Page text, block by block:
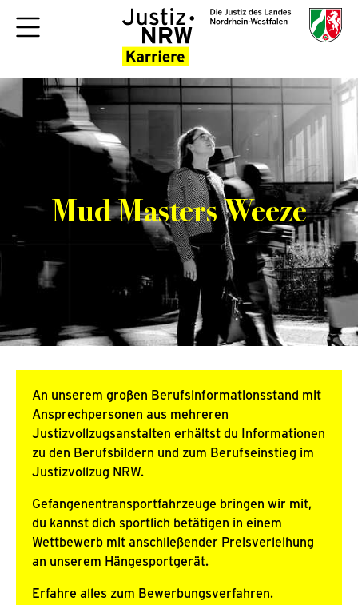
Mud Masters Weeze
An unserem großen Berufsinformationsstand mit
Ansprechpersonen aus mehreren
Justizvollzugsanstalten erhältst du Informationen
zu den Berufsbildern und zum Berufseinstieg im
Justizvollzug NRW.
Gefangenentransportfahrzeuge bringen wir mit,
du kannst dich sportlich betätigen in einem
Wettbewerb mit anschließender Preisverleihung
an unserem Hängesportgerät.
Erfahre alles zum Bewerbungsverfahren.